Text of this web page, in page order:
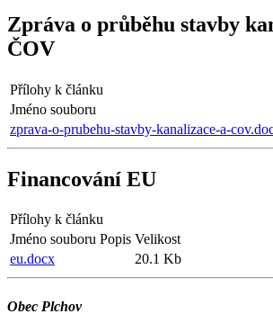
Zpráva o průběhu stavby
ČOV
Přílohy k článku
Jméno souboru
zprava-o-prubehu-stavby-kanalizace-a-
Financování EU
Přílohy k článku
Jméno souboru Popis Velikost
eu.docx
20.1 Kb
Obec Plchov